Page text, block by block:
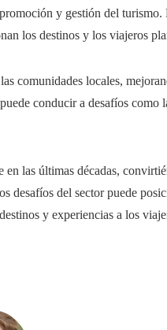
y gestión del
los destinos y los viajeros
comunidades locales,
conducir a desafíos como
las últimas décadas,
desafíos del sector puede
y experiencias a los